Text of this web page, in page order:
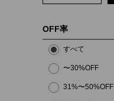
OFF率
すべて
〜30%OFF
31%〜50%OFF